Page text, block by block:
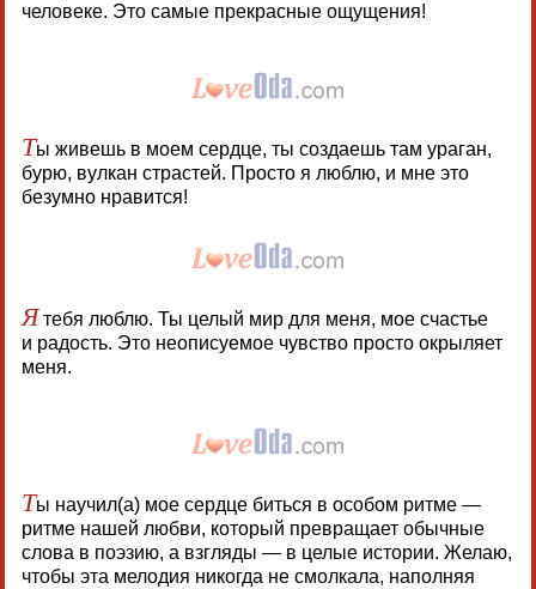
человеке. Это самые прекрасные ощущения!
Ты живешь в моем сердце, ты создаешь там ураган,
бурю, вулкан страстей. Просто я люблю, и мне это
безумно нравится!
Ятебя люблю. Ты целый мир для меня, мое счастье
и радость. Это неописуемое чувство просто окрыляет
меня.
Ты научил(а) мое сердце биться в особом ритме —
ритме нашей любви, который превращает обычные
слова в поэзию, а взгляды — в целые истории. Желаю,
чтобы эта мелодия никогда не смолкала, наполняя